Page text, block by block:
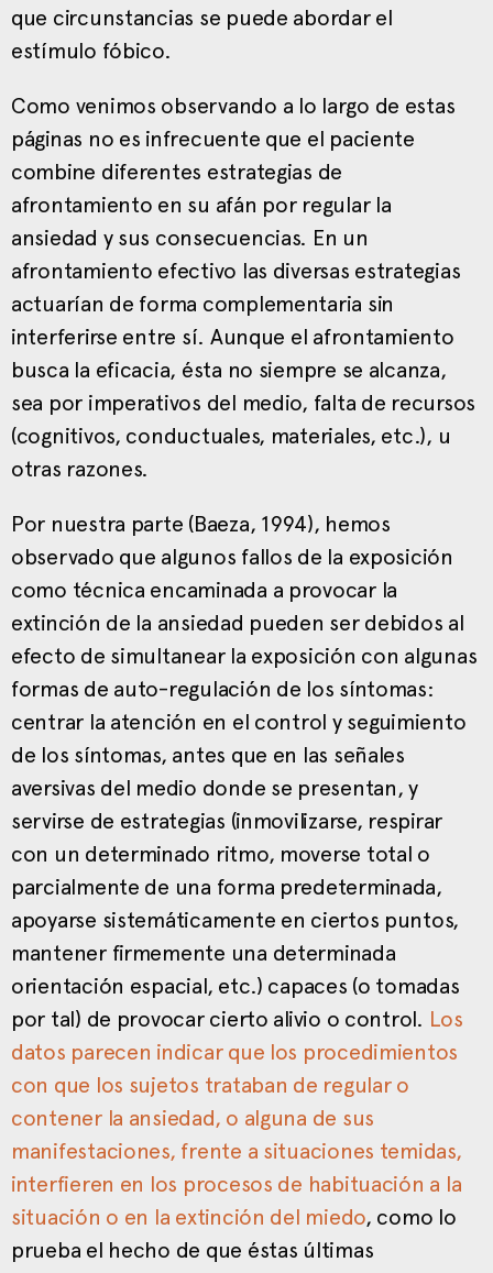
que circunstancias se puede abordar el
estímulo fóbico.
Como venimos observando a lo largo de estas
páginas no es infrecuente que el paciente
combine diferentes estrategias de
afrontamiento en su afán por regular la
ansiedad y sus consecuencias. En un
afrontamiento efectivo las diversas estrategias
actuarían de forma complementaria sin
interferirse entre sí. Aunque el afrontamiento
busca la eficacia, ésta no siempre se alcanza,
sea por imperativos del medio, falta de recursos
(cognitivos, conductuales, materiales, etc.), u
otras razones.
Por nuestra parte (Baeza, 1994), hemos
observado que algunos fallos de la exposición
como técnica encaminada a provocar la
extinción de la ansiedad pueden ser debidos al
efecto de simultanear la exposición con algunas
formas de auto-regulación de los síntomas:
centrar la atención en el control y seguimiento
de los síntomas, antes que en las señales
aversivas del medio donde se presentan, y
servirse de estrategias (inmovilizarse, respirar
con un determinado ritmo, moverse total o
parcialmente de una forma predeterminada,
apoyarse sistemáticamente en ciertos puntos,
mantener firmemente una determinada
orientación espacial, etc.) capaces (o tomadas
por tal) de provocar cierto alivio o control. Los
datos parecen indicar que los procedimientos
con que los sujetos trataban de regular o
contener la ansiedad, o alguna de sus
manifestaciones, frente a situaciones temidas,
interfieren en los procesos de habituación a la
situación o en la extinción del miedo, como lo
prueba el hecho de que éstas últimas